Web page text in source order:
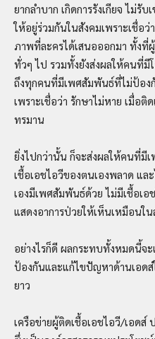
ยากลำบาก เกิดการรังเกียจ ไม่รั
ให้อยู่ร่วมกันในสังคมเพราะเชื่อ
ภาพที่ละครได้เสนอออกมา ทั้งที่
ทั่วๆ ไป รวมทั้งยังส่งผลให้คนที่มี
ถึงทุกคนที่มีเพศสัมพันธ์ที่ไม่ป้องกั
เพราะเชื่อว่า รักษาไม่หาย เมื่อติ
ทรมาน
ยิ่งไปกว่านั้น ก็จะส่งผลให้คนที่มี
เชื้อเอชไอวีของตนเองพลาด แ
เองมีเพศสัมพันธ์ด้วย ไม่มีเชื้อเ
แสดงอาการป่วยให้เห็นเหมือนใน
อย่างไรก็ดี ผลกระทบทั้งหมดนี้จ
ป้องกันและแก้ไขปัญหาด้านเอด
ยาว
เครือข่ายผู้ติดเชื้อเอชไอวี/เอดส์